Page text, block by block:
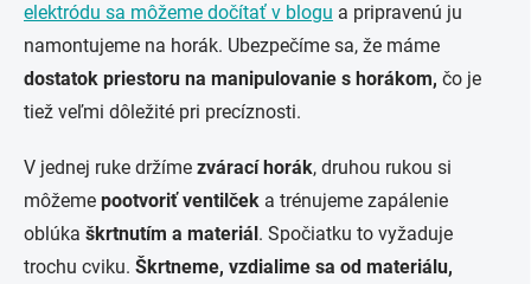
elektródu sa môžeme dočítať v blogu a pripravenú ju
namontujeme na horák. Ubezpečíme sa, že máme
dostatok priestoru na manipulovanie s horákom, čo je
tiež veľmi dôležité pri precíznosti.
V jednej ruke držíme zvárací horák, druhou rukou si
môžeme pootvoriť ventilček a trénujeme zapálenie
oblúka škrtnutím a materiál. Spočiatku to vyžaduje
trochu cviku. Škrtneme, vzdialime sa od materiálu,